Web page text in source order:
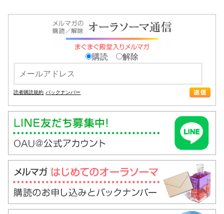
購読 解除
読者購読規約 バックナンバー